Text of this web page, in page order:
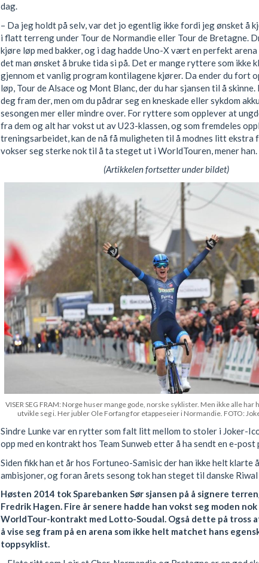
dag.
– Da jeg holdt på selv, var det jo egentlig ikke fordi jeg ønsket å
i flatt terreng under Tour de Normandie eller Tour de Bretagne.
kjøre løp med bakker, og i dag hadde Uno-X vært en perfekt
det man ønsket å bruke tida si på. Det er mange ryttere som ikke
gjennom et vanlig program kontilagene kjører. Da ender du fort
løp, Tour de Alsace og Mont Blanc, der du har sjansen til å
deg fram der, men om du pådrar seg en kneskade eller sykdom
sesongen mer eller mindre over. For ryttere som opplever at
fra dem og alt har vokst ut av U23-klassen, og som fremdeles
treningsarbeidet, kan de nå få muligheten til å modnes litt ekstra
vokser seg sterke nok til å ta steget ut i WorldTouren, mener han.
(Artikkelen fortsetter under bildet)
VISER SEG FRAM: Norge huser mange gode, norske syklister. Men ikke alle har
utvikle seg i. Her jubler Ole Forfang for etappeseier i Normandie. FOTO:
Sindre Lunke var en rytter som falt litt mellom to stoler i Joker-
opp med en kontrakt hos Team Sunweb etter å ha sendt en e-
Siden fikk han et år hos Fortuneo-Samisic der han ikke helt klarte
ambisjoner, og foran årets sesong tok han steget til danske Riwal
Høsten 2014 tok Sparebanken Sør sjansen på å signere
Fredrik Hagen. Fire år senere hadde han vokst seg moden
WorldTour-kontrakt med Lotto-Soudal. Også dette på tross
å vise seg fram på en arena som ikke helt matchet hans
toppsyklist.